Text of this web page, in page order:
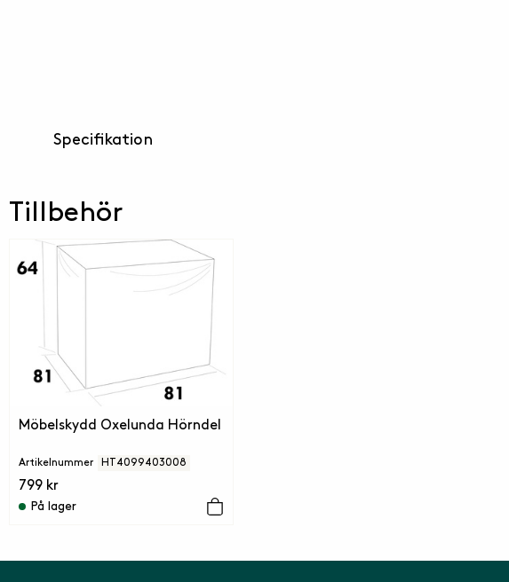
Specifikation
Tillbehör
Möbelskydd Oxelunda Hörndel
Artikelnummer HT4099403008
799 kr
På lager